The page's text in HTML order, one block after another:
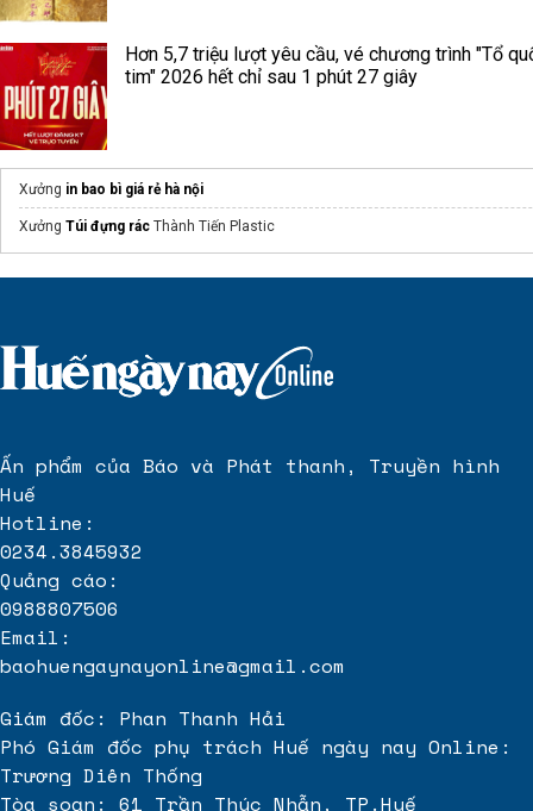
Hơn 5,7 triệu lượt yêu cầu, vé chương trình "Tổ
tim" 2026 hết chỉ sau 1 phút 27 giây
Xưởng in bao bì giá rẻ hà nội
Xưởng Túi đựng rác Thành Tiến Plastic
Ấn phẩm của Báo và Phát thanh, Truyền hình
Huế
Hotline:
0234.3845932
Quảng cáo:
0988807506
Email:
baohuengaynayonline@gmail.com
Giám đốc: Phan Thanh Hải
Phó Giám đốc phụ trách Huế ngày nay Online:
Trương Diên Thống
Tòa soạn: 61 Trần Thúc Nhẫn, TP.Huế